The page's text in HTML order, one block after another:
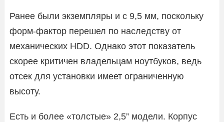
Ранее были экземпляры и с 9,5 мм, поскольку
форм-фактор перешел по наследству от
механических HDD. Однако этот показатель
скорее критичен владельцам ноутбуков, ведь
отсек для установки имеет ограниченную
высоту.
Есть и более «толстые» 2,5” модели. Корпус